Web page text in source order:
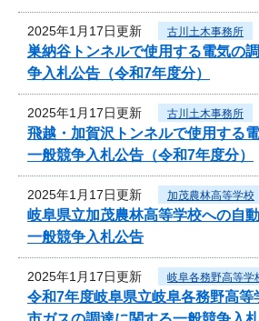
2025年1月17日更新 古川土木事務所
巣納谷トンネルで使用する電気の
争入札公告（令和7年度分）
2025年1月17日更新 古川土木事務所
飛越・加賀沢トンネルで使用する
一般競争入札公告（令和7年度分）
2025年1月17日更新 加茂農林高等学校
岐阜県立加茂農林高等学校への自
一般競争入札公告
2025年1月17日更新 岐阜各務野高等学
令和7年度岐阜県立岐阜各務野高等